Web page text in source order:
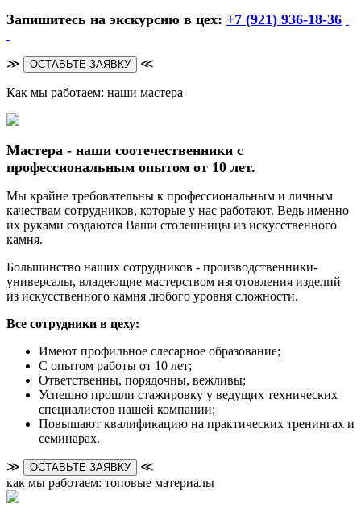
Запишитесь на экскурсию в цех: +7 (921) 936-18-36
≫ ОСТАВЬТЕ ЗАЯВКУ ≪
Как мы работаем: наши мастера
Мастера - наши соотечественники с
профессиональным опытом от 10 лет.
Мы крайне требовательны к профессиональным и личным
качествам сотрудников, которые у нас работают. Ведь именно
их руками создаются Ваши столешницы из искусственного
камня.
Большинство наших сотрудников - производственники-
универсалы, владеющие мастерством изготовления изделий
из искусственного камня любого уровня сложности.
Все сотрудники в цеху:
Имеют профильное слесарное образование;
С опытом работы от 10 лет;
Ответственны, порядочны, вежливы;
Успешно прошли стажировку у ведущих технических
специалистов нашей компании;
Повышают квалификацию на практических тренингах и
семинарах.
≫ ОСТАВЬТЕ ЗАЯВКУ
≪
как мы работаем: топовые материалы